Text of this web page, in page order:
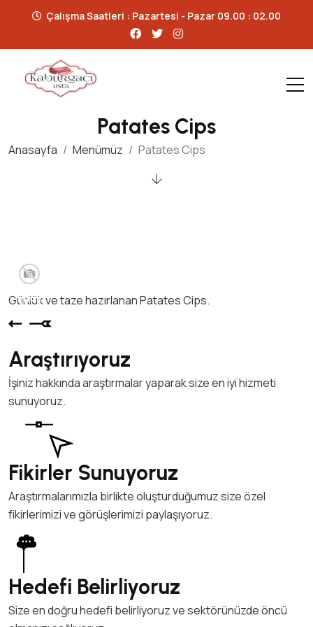
Çalışma Saatleri : Pazartesi - Pazar 09.00 : 02.00
Patates Cips
Anasayfa Menümüz Patates Cips
Günlük ve taze hazırlanan Patates Cips.
Araştırıyoruz
İşiniz hakkında araştırmalar yaparak size en iyi hizmeti
sunuyoruz.
Fikirler Sunuyoruz
Araştırmalarımızla birlikte oluşturduğumuz size özel
fikirlerimizi ve görüşlerimizi paylaşıyoruz.
Hedefi Belirliyoruz
Size en doğru hedefi belirliyoruz ve sektörünüzde öncü